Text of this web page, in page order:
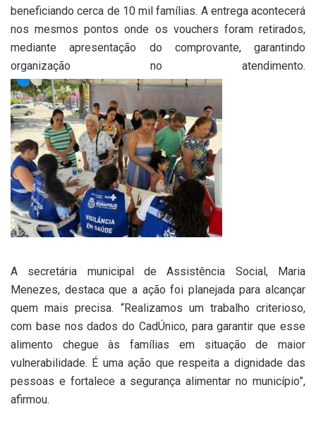
beneficiando cerca de 10 mil famílias. A entrega acontecerá
nos mesmos pontos onde os vouchers foram retirados,
mediante apresentação do comprovante, garantindo
organização no atendimento.
A secretária municipal de Assistência Social, Maria
Menezes, destaca que a ação foi planejada para alcançar
quem mais precisa. “Realizamos um trabalho criterioso,
com base nos dados do CadÚnico, para garantir que esse
alimento chegue às famílias em situação de maior
vulnerabilidade. É uma ação que respeita a dignidade das
pessoas e fortalece a segurança alimentar no município”,
afirmou.